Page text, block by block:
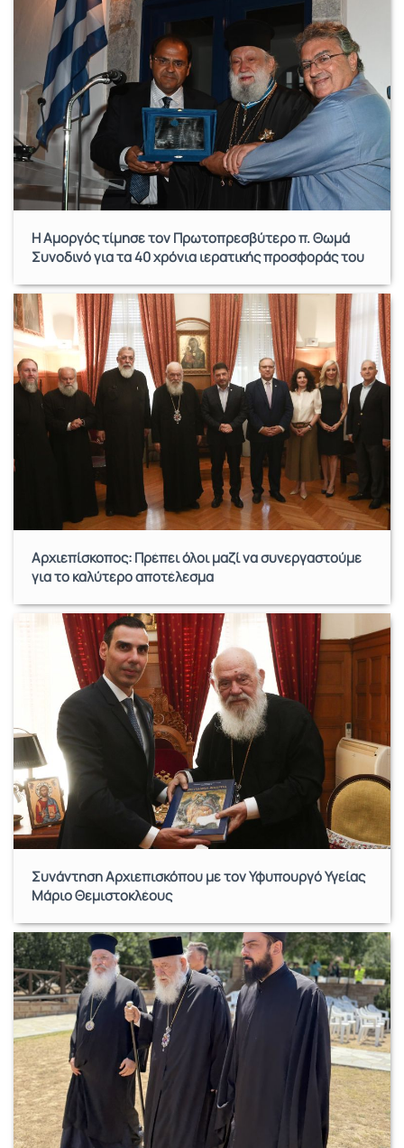
Η Αμοργός τίμησε τον Πρωτοπρεσβύτερο π. Θωμά
Συνοδινό για τα 40 χρόνια ιερατικής προσφοράς του
Αρχιεπίσκοπος: Πρέπει όλοι μαζί να συνεργαστούμε
για το καλύτερο αποτέλεσμα
Συνάντηση Αρχιεπισκόπου με τον Υφυπουργό Υγείας
Μάριο Θεμιστοκλέους